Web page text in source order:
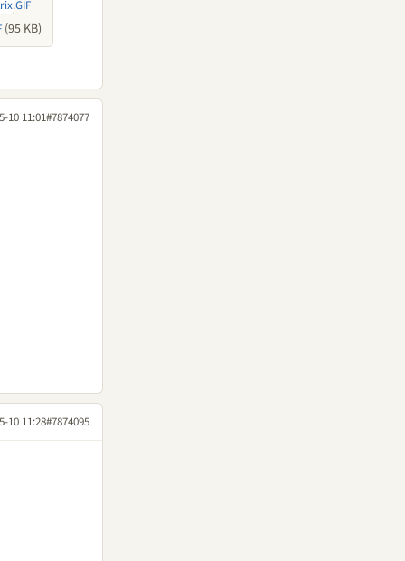
(95 KB)
10 11:01#7874077
10 11:28#7874095